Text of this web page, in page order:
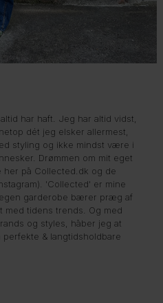
har haft. Jeg har altid vidst,
dét jeg elsker allermest,
styling og ikke mindst være i
Drømmen om mit eget
her på Collected.dk og de
'Collected' er mine
garderobe bærer præg af
med tidens trends. Og med
og styles, håber jeg at
& langtidsholdbare